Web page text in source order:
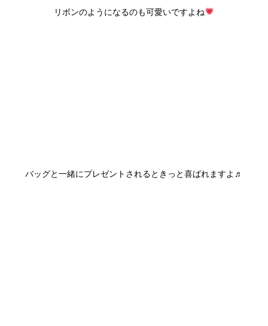
リボンのようになるのも可愛いですよね
バッグと一緒にプレゼントされるときっと喜ばれますよ♬